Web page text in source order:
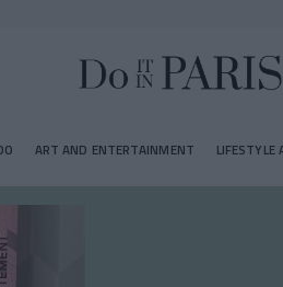
ART AND ENTERTAINMENT LIFESTYLE